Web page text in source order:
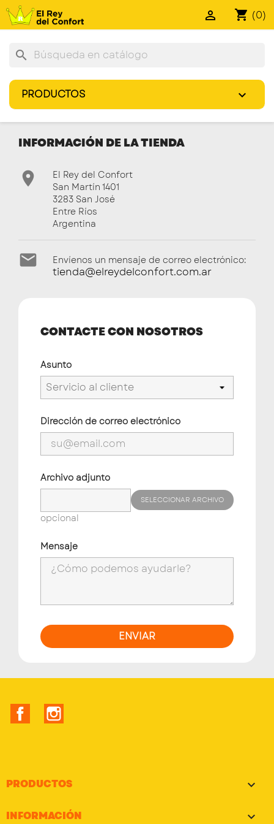
shopping_cart (0)

search

PRODUCTOS
INFORMACIÓN DE LA TIENDA

El Rey del Confort
San Martín 1401
3283 San José
Entre Ríos
Argentina
 Envíenos un mensaje de correo electrónico:
tienda@elreydelconfort.com.ar
CONTACTE CON NOSOTROS
Asunto
Dirección de correo electrónico
Archivo adjunto
SELECCIONAR ARCHIVO
opcional
Mensaje
Facebook
PRODUCTOS 
INFORMACIÓN 